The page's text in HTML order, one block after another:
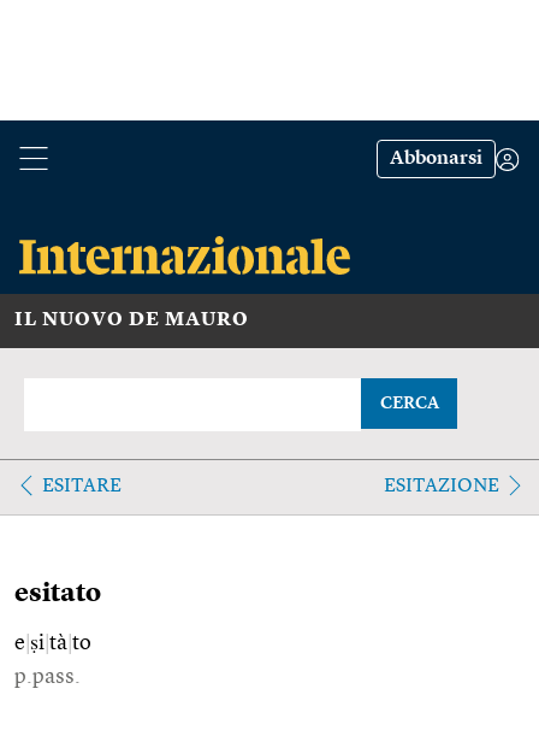
Abbonarsi
IL NUOVO DE MAURO
CERCA
ESITARE ESITAZIONE
esitato
e ṣi tà to
p.pass.